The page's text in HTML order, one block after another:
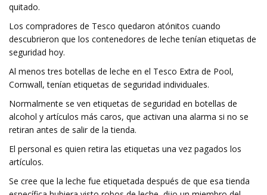
quitado.
Los compradores de Tesco quedaron atónitos cuando
descubrieron que los contenedores de leche tenían etiquetas de
seguridad hoy.
Al menos tres botellas de leche en el Tesco Extra de Pool,
Cornwall, tenían etiquetas de seguridad individuales.
Normalmente se ven etiquetas de seguridad en botellas de
alcohol y artículos más caros, que activan una alarma si no se
retiran antes de salir de la tienda.
El personal es quien retira las etiquetas una vez pagados los
artículos.
Se cree que la leche fue etiquetada después de que esa tienda